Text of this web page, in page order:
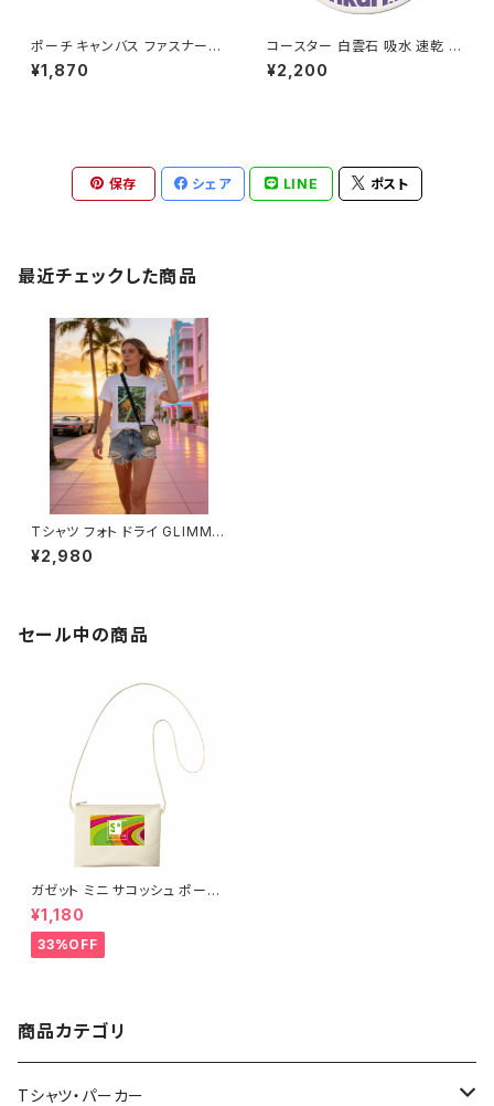
ポーチ キャンバス ファスナーポ
ーチ 底 マチ付き ナチュラル オ
リジナル 巾着 プリント バッグ
¥1,870
コースター 白雲石 吸水 速乾 ド
ロマイト グラス アイスコーヒー
saritikari cafe
¥2,200
保存 シェア LINE ポスト
最近チェックした商品
Tシャツ フォト ドライ GLIMME
R ポリエステル 写真プリント U
Vカット 吸汗 速乾 T shirt オリ
iginal harley what's this
¥2,980
セール中の商品
ガゼット ミニ サコッシュ ポーチ
キャンバス ファスナーポーチ 底
マチ付き ナチュラル オリジナル
巾着 プリント バッグ 袋 旅行 化
粧 メイク 筆入 文具 文房具 ペ
ー
¥1,180
33%OFF
商品カテゴリ
Tシャツ・パーカー